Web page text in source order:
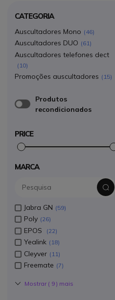
CATEGORIA
Auscultadores Mono 46
Auscultadores DUO 61
Auscultadores telefones dect
10
Promoções auscultadores 15
Produtos
recondicionados
PRICE
MARCA
Jabra GN 59
Poly 26
EPOS 22
Yealink 18
Cleyver 11
Freemate 7
Mostrar ( 9 ) mais